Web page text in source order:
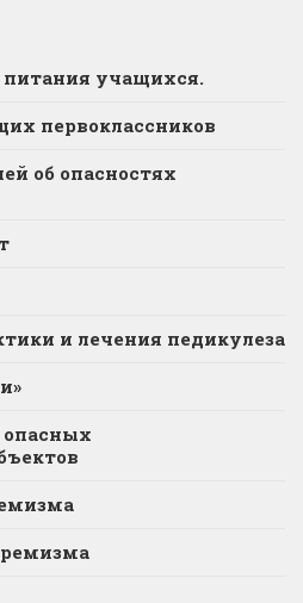
учащихся.
первоклассников
об опасностях
и лечения педикулеза
опасных